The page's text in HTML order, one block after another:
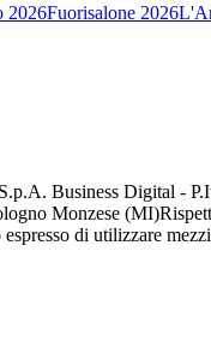
2026Fuorisalone 2026
Business Digital -
Monzese (MI)
di utilizzare